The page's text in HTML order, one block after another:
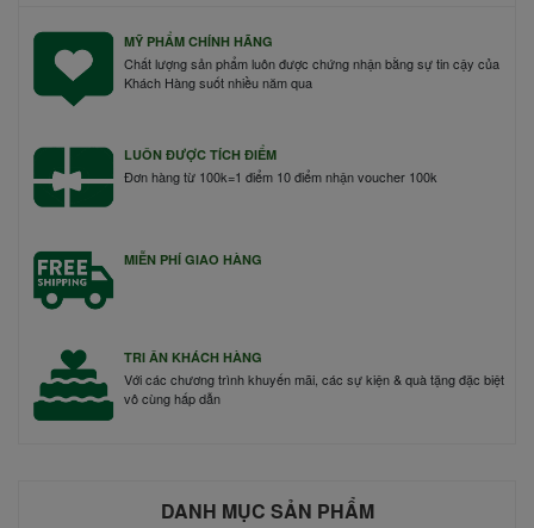
MỸ PHẨM CHÍNH HÃNG
Chất lượng sản phẩm luôn được chứng nhận bằng sự tin cậy của
Khách Hàng suốt nhiều năm qua
LUÔN ĐƯỢC TÍCH ĐIỂM
Đơn hàng từ 100k=1 điểm 10 điểm nhận voucher 100k
MIỄN PHÍ GIAO HÀNG
TRI ÂN KHÁCH HÀNG
Với các chương trình khuyến mãi, các sự kiện & quà tặng đặc biệt
vô cùng hấp dẫn
DANH MỤC SẢN PHẨM